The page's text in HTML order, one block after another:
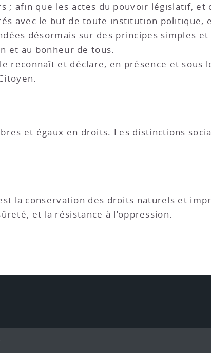
; afin que les actes du pouvoir législatif, et
avec le but de toute institution politique,
désormais sur des principes simples
et au bonheur de tous.
reconnaît et déclare, en présence et sous
et égaux en droits. Les distinctions
la conservation des droits naturels et
et la résistance à l’oppression.